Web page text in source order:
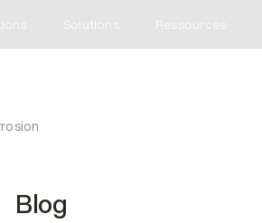
Solutions Ressources
Blog